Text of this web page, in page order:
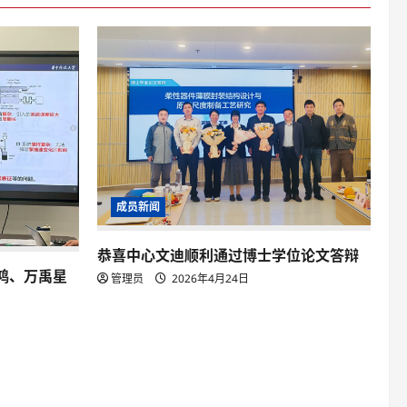
、万禹星
成员新闻
恭喜中心文迪顺利通过博士学位论文答辩
管理员 2026年4月24日